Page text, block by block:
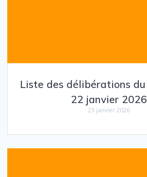
Liste des délibérations
22 janvier 2026
23 janvier 2026